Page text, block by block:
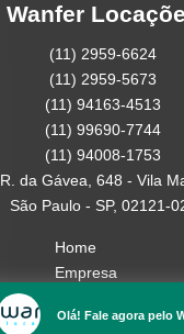
Wanfer
(11) 2959-6624
(11) 2959-5673
(11) 94163-4513
(11) 99690-7744
(11) 94008-1753
R. da Gávea, 648 - Vila
São Paulo - SP, 02121-
Home
Empresa
Serviços
Olá! Fale agora pelo